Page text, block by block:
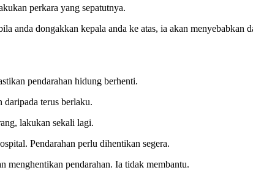
perkara yang sepatutnya.
dongakkan kepala anda ke atas, ia akan menyebabkan
pendarahan hidung berhenti.
daripada terus berlaku.
lakukan sekali lagi.
Pendarahan perlu dihentikan segera.
menghentikan pendarahan. Ia tidak membantu.